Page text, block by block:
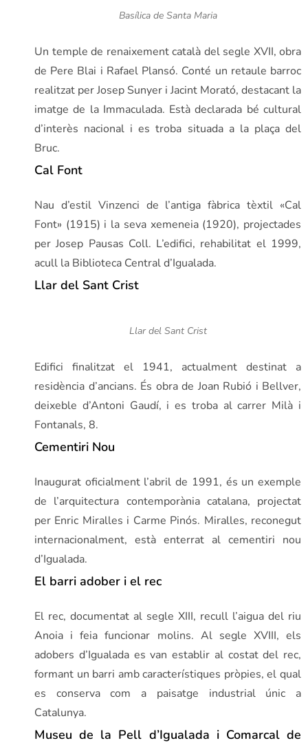
Basílica de Santa Maria
Un temple de renaixement català del segle XVII, obra
de Pere Blai i Rafael Plansó. Conté un retaule barroc
realitzat per Josep Sunyer i Jacint Morató, destacant la
imatge de la Immaculada. Està declarada bé cultural
d’interès nacional i es troba situada a la plaça del
Bruc.
Cal Font
Nau d’estil Vinzenci de l’antiga fàbrica tèxtil «Cal
Font» (1915) i la seva xemeneia (1920), projectades
per Josep Pausas Coll. L’edifici, rehabilitat el 1999,
acull la Biblioteca Central d’Igualada.
Llar del Sant Crist
Llar del Sant Crist
Edifici finalitzat el 1941, actualment destinat a
residència d’ancians. És obra de Joan Rubió i Bellver,
deixeble d’Antoni Gaudí, i es troba al carrer Milà i
Fontanals, 8.
Cementiri Nou
Inaugurat oficialment l’abril de 1991, és un exemple
de l’arquitectura contemporània catalana, projectat
per Enric Miralles i Carme Pinós. Miralles, reconegut
internacionalment, està enterrat al cementiri nou
d’Igualada.
El barri adober i el rec
El rec, documentat al segle XIII, recull l’aigua del riu
Anoia i feia funcionar molins. Al segle XVIII, els
adobers d’Igualada es van establir al costat del rec,
formant un barri amb característiques pròpies, el qual
es conserva com a paisatge industrial únic a
Catalunya.
Museu de la Pell d’Igualada i Comarcal de